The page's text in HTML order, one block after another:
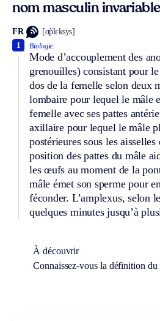
nom masculin
FR [ɑ̃plɛksys]
Biologie.
Mode d’accouplement des
grenouilles) consistant pour
dos de la femelle selon deux
lombaire pour lequel le mâle
femelle avec ses pattes
axillaire pour lequel le mâle
postérieures sous les
position des pattes du mâle
les œufs au moment de la
mâle émet son sperme pour
féconder. L’amplexus, selon
quelques minutes jusqu’à
1
À découvrir
Connaissez-vous la définition